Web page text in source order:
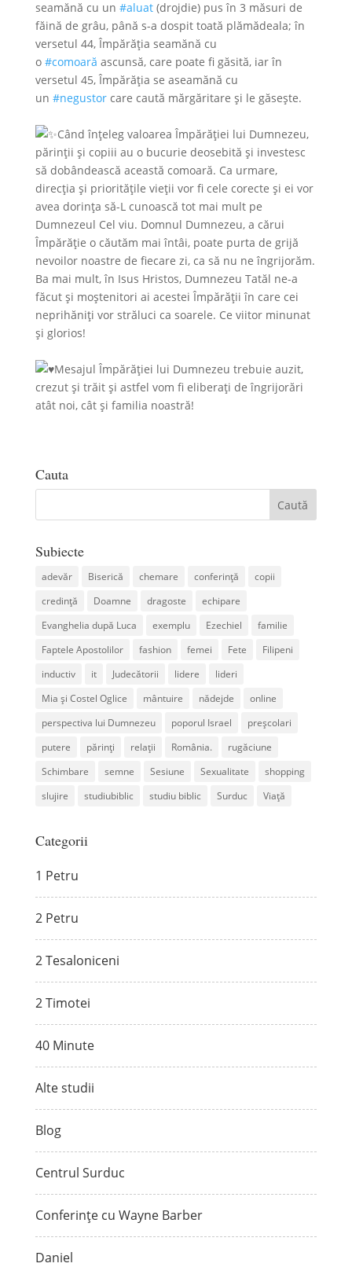
seamănă cu un #aluat(drojdie) pus în 3 măsuri de
făină de grâu, până s-a dospit toată plămădeala; în
versetul 44, Împărăția seamănă cu
o #comoară ascunsă, care poate fi găsită, iar în
versetul 45, Împărăția se aseamănă cu
un #negustorcare caută mărgăritare și le găsește.
Când înțeleg valoarea Împărăției lui Dumnezeu,
părinții și copiii au o bucurie deosebită și investesc
să dobândească această comoară. Ca urmare,
direcția și prioritățile vieții vor fi cele corecte și ei vor
avea dorința să-L cunoască tot mai mult pe
Dumnezeul Cel viu. Domnul Dumnezeu, a cărui
Împărăție o căutăm mai întâi, poate purta de grijă
nevoilor noastre de fiecare zi, ca să nu ne îngrijorăm.
Ba mai mult, în Isus Hristos, Dumnezeu Tatăl ne-a
făcut şi moştenitori ai acestei Împărății în care cei
neprihăniți vor străluci ca soarele. Ce viitor minunat
și glorios!
Mesajul Împărăției lui Dumnezeu trebuie auzit,
crezut și trăit și astfel vom fi eliberați de îngrijorări
atât noi, cât și familia noastră!
Cauta
Subiecte
adevăr Biserică chemare conferință
copii
credință
Doamne dragoste
echipare
Evanghelia după Luca
exemplu Ezechiel
familie
Faptele Apostolilor
fashion femei Fete
Filipeni
inductiv
it Judecătorii lidere
lideri
Mia și Costel Oglice
mântuire nădejde
online
perspectiva lui Dumnezeu
poporul Israel
preșcolari
putere
părinți relații România.
rugăciune
Schimbare
semne Sesiune Sexualitate
shopping
slujire
studiubiblic studiu biblic Surduc Viață
Categorii
1 Petru
2 Petru
2 Tesaloniceni
2 Timotei
40 Minute
Alte studii
Blog
Centrul Surduc
Conferințe cu Wayne Barber
Daniel